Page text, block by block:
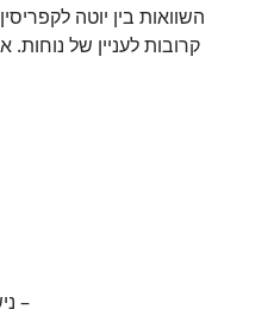
השוואות בין יוטה לקפריסין
קרובות לעניין של נוחות.
–